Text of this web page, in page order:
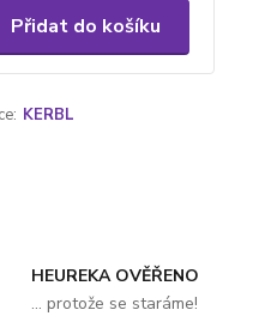
Přidat do košíku
KERBL
HEUREKA OVĚŘENO
... protože se staráme!